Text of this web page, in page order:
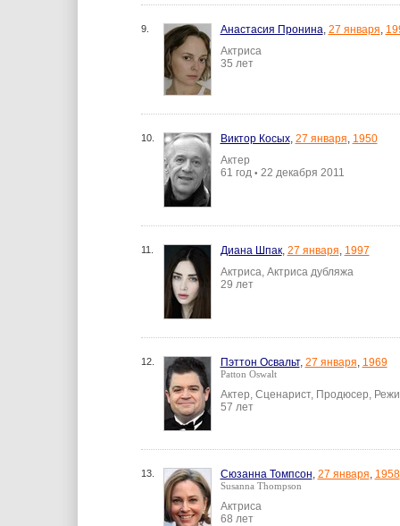
9. Анастасия Пронина, 27 января,
Актриса
35 лет
10. Виктор Косых, 27 января, 1950
Актер
61 год • 22 декабря 2011
11. Диана Шпак, 27 января, 1997
Актриса, Актриса дубляжа
29 лет
12. Пэттон Освальт, 27 января, 1969
Patton Oswalt
Актер, Сценарист, Продюсер,
57 лет
13. Сюзанна Томпсон, 27 января, 1958
Susanna Thompson
Актриса
68 лет